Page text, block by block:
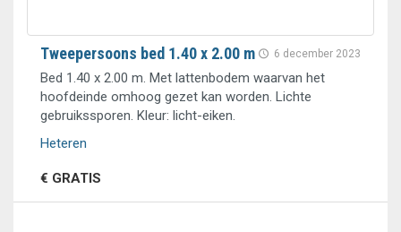
6 december 2023
Tweepersoons bed 1.40 x 2.00 m
Bed 1.40 x 2.00 m. Met lattenbodem waarvan het
hoofdeinde omhoog gezet kan worden. Lichte
gebruikssporen. Kleur: licht-eiken.
Heteren
€ GRATIS